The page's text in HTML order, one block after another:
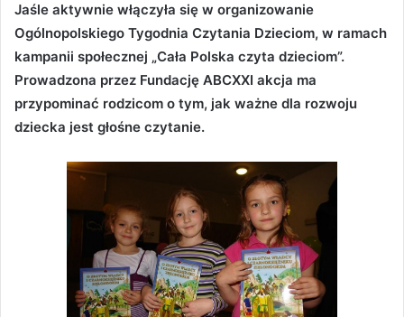
Jaśle aktywnie włączyła się w organizowanie
Ogólnopolskiego Tygodnia Czytania Dzieciom, w ramach
kampanii społecznej „Cała Polska czyta dzieciom”.
Prowadzona przez Fundację ABCXXI akcja ma
przypominać rodzicom o tym, jak ważne dla rozwoju
dziecka jest głośne czytanie.